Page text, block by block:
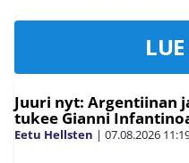
Juuri nyt: Argentiinan
tukee Gianni
Eetu Hellsten | 07.08.2026